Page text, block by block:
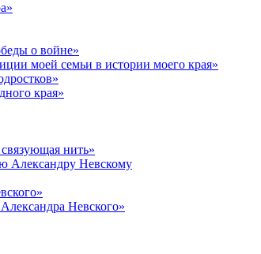
о войне»
моей семьи в истории моего края»
края»
нить»
Александру Невскому
Невского»